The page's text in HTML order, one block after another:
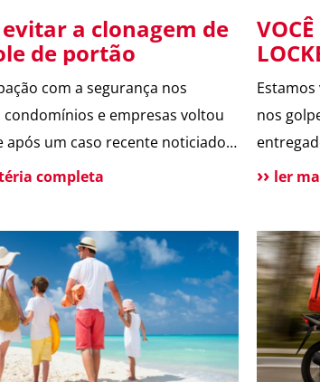
a clonagem de
de portão
com a segurança nos
condomínios e empresas voltou
após um caso recente noticiado
O Globo, envolvendo a possível
trouxe dicas de especialistas e
a participação da ASTER, que
[…]
completa
nos
forma
ler